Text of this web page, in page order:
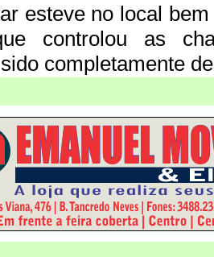
esteve no local
controlou as
completamente